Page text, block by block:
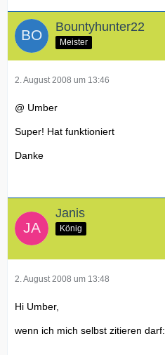
Bountyhunter22
Meister
2. August 2008 um 13:46
@ Umber
Super! Hat funktioniert
Danke
Janis
König
2. August 2008 um 13:48
Hi Umber,
wenn ich mich selbst zitieren darf: